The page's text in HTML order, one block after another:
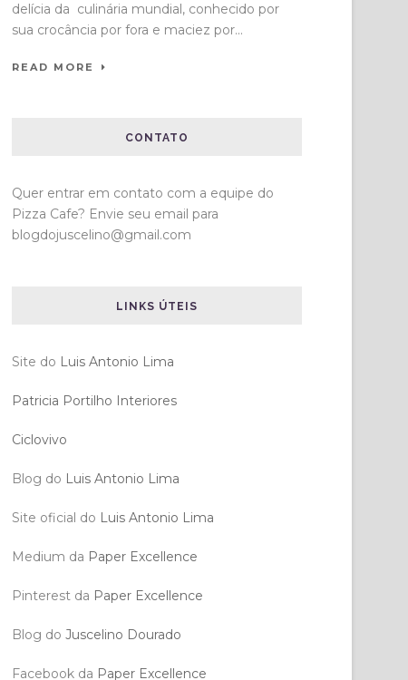
delícia da culinária mundial, conhecido por
sua crocância por fora e maciez por...
READ MORE
CONTATO
Quer entrar em contato com a equipe do
Pizza Cafe? Envie seu email para
blogdojuscelino@gmail.com
LINKS ÚTEIS
Site do Luis Antonio Lima
Patricia Portilho Interiores
Ciclovivo
Blog do Luis Antonio Lima
Site oficial do Luis Antonio Lima
Medium da Paper Excellence
Pinterest da Paper Excellence
Blog doJuscelino Dourado
Facebook da Paper Excellence